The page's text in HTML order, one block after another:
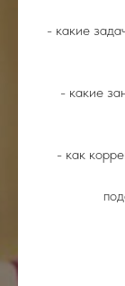
- какие
- какие
- как